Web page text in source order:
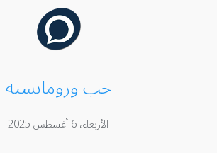
حب ورومانسية
الأربعاء، 6 أغسطس 2025